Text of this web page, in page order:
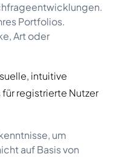
Portfolios.
Art oder
intuitive
registrierte Nutzer
um
auf Basis von